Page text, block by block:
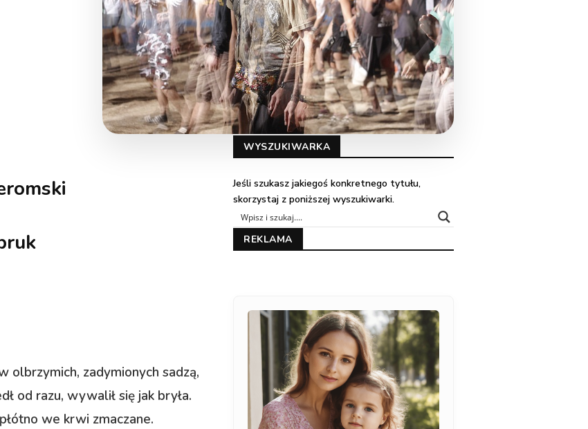
olbrzymich, zadymionych sadzą,
od razu, wywalił się jak bryła.
we krwi zmaczane.
WYSZUKIWARKA
Jeśli szukasz jakiegoś konkretnego tytułu,
skorzystaj z poniższej wyszukiwarki.
REKLAMA